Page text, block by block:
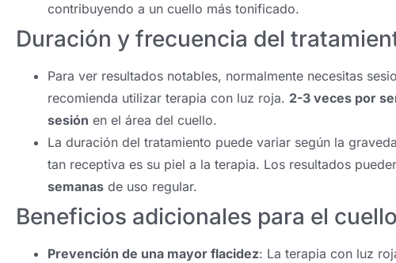
contribuyendo a un cuello más tonificado.
Duración y frecuencia del
Para ver resultados notables, normalmente necesitas
recomienda utilizar terapia con luz roja. 2-3 veces por
sesión en el área del cuello.
La duración del tratamiento puede variar según la
tan receptiva es su piel a la terapia. Los resultados
semanas de uso regular.
Beneficios adicionales para el
Prevención de una mayor flacidez: La terapia con luz